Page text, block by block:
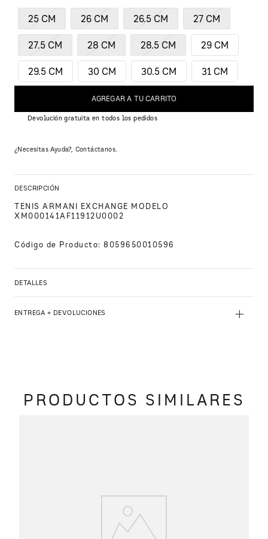
25 CM 26 CM 26.5 CM
27 CM
27.5 CM
28 CM 28.5 CM
29 CM
29.5 CM
30 CM 30.5 CM 31 CM
AGREGAR A TU CARRITO
Devolución gratuita en todos los pedidos
¿Necesitas Ayuda?, Contáctanos.
DESCRIPCIÓN
TENIS ARMANI EXCHANGE MODELO
XM000141AF11912U0002
Código de Producto: 8059650010596
DETALLES
ENTREGA + DEVOLUCIONES +
PRODUCTOS SIMILARES